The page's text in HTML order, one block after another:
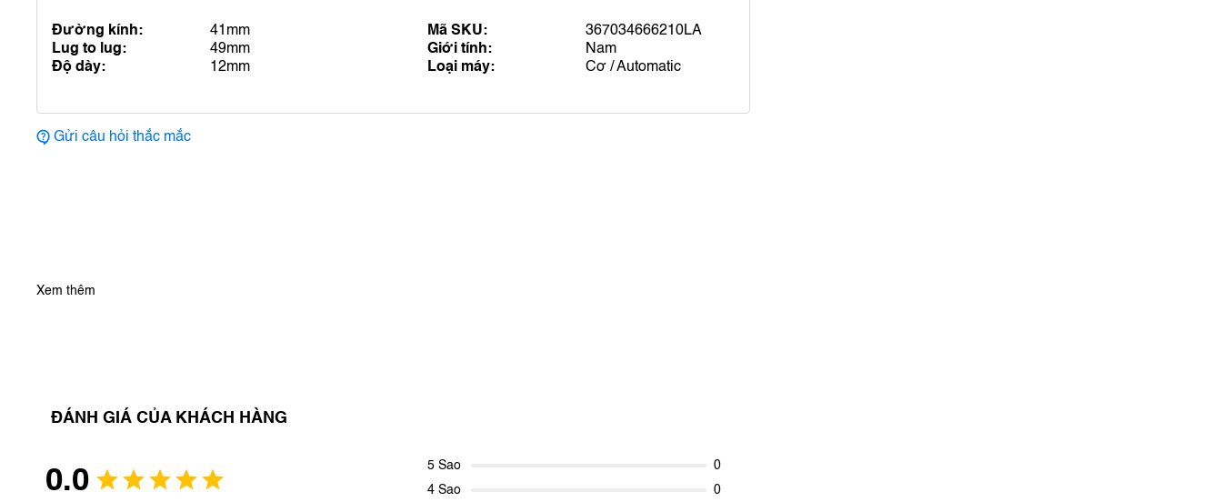
Đường kính:
41mm
Lug to lug:
49mm
Độ dày:
12mm
Mã SKU:
367034666210LA
Giới tính:
Nam
Loại máy:
Cơ / Automatic
Gửi câu hỏi thắc mắc
Xem thêm
ĐÁNH GIÁ CỦA KHÁCH HÀNG
0.0 5 Sao
0
4 Sao
0